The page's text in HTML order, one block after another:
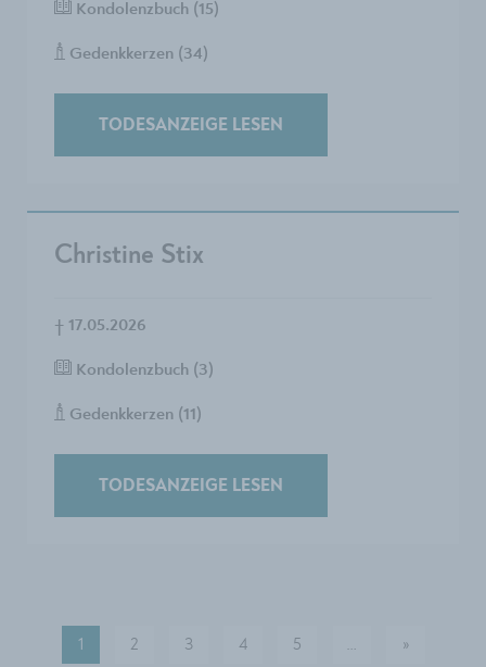
Kondolenzbuch (15)
Gedenkkerzen (34)
TODESANZEIGE LESEN
Christine Stix
† 17.05.2026
Kondolenzbuch (3)
Gedenkkerzen (11)
TODESANZEIGE LESEN
1 2 3 4 5 Mehr Seiten
… Nächste
»